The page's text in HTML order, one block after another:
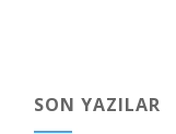
SON YAZILAR